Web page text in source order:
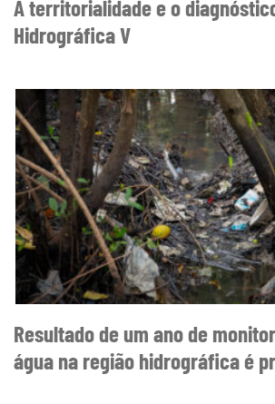
A territorialidade e o
Hidrográfica V
Resultado de um ano de
água na região hidrográfica é